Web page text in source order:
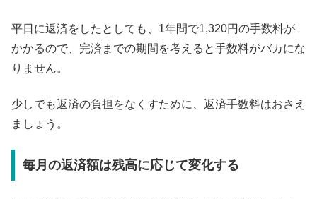
平日に返済をしたとしても、1年間で1,320円の手数料が
かかるので、完済までの期間を考えると手数料がバカにな
りません。
少しでも返済の負担をなくすために、返済手数料はおさえ
ましょう。
毎月の返済額は残高に応じて変化する